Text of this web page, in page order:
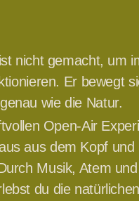
nicht gemacht, um
Er bewegt
wie die Natur.
Open-Air
aus dem Kopf und
Musik, Atem und
du die